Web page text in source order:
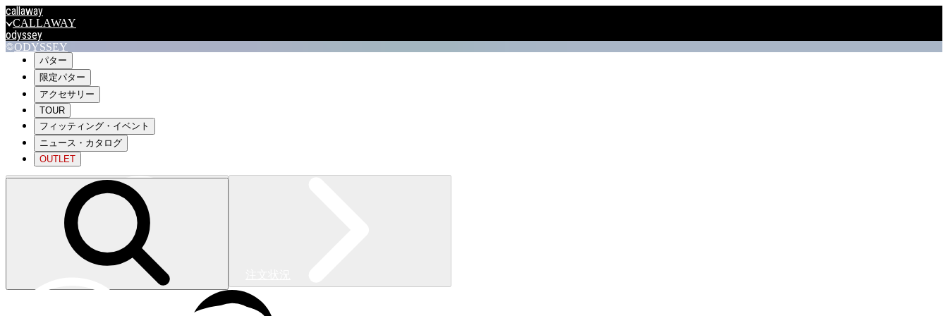
callaway
CALLAWAY
odyssey
ODYSSEY
travismathew
outlet
OUTLET
キャロウェイアパレルはこちら>>>
パター
限定パター
アクセサリー
TOUR
フィッティング・イベント
ニュース・カタログ
OUTLET